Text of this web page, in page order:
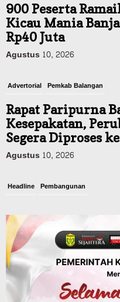
900 Peserta
Kicau Mania
Rp40 Juta
Agustus 10, 2026
Advertorial Pemkab Balangan
Rapat Paripurna
Kesepakatan,
Segera Diproses
Agustus 10, 2026
Headline Pembangunan
Direnovasi, Dua
Pernah
Agustus 10, 2026
Pemerintahan